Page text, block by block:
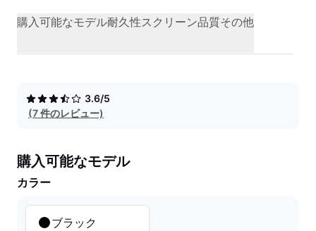
購入可能なモデル耐久性スクリーン品質その他
3.6/5
(7 件のレビュー)
購入可能なモデル
カラー
ブラック